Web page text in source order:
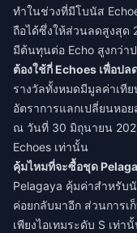
ทำในช่วงที่มีโบนัส
ถือได้ซึ่งให้ส่วนลดสูงสุด
มีต้นทุนต่อ Echo สูงกว่า
ต้องใช้กี่ Echoes เพื่อป
รางวัลทั้งหมดมีมูลค่าเทีย
อัตราการแลกเปลี่ยนหอ
ณ วันที่ 30 มิถุนายน
Echoes เท่านั้น
คุ้มไหมที่จะซื้อชุด
Pelagaya คุ้มค่าสำหรับ
ค่อยกลับมาอีก ส่วนการเ
เพียงไอเทมระดับ S เท่า